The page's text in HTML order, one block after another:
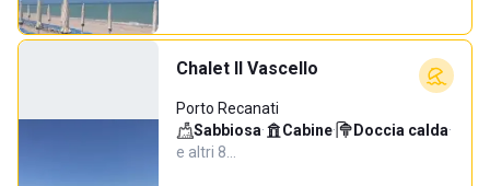
Chalet Il Vascello
Porto Recanati
Sabbiosa· Cabine· Doccia calda·
e altri 8…